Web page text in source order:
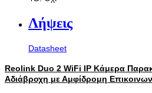
Λήψεις
Datasheet
Reolink Duo 2 WiFi IP Κάμερα
Αδιάβροχη με Αμφίδρομη